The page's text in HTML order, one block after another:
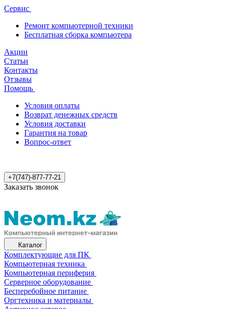
Сервис
Ремонт компьютерной техники
Бесплатная сборка компьютера
Акции
Статьи
Контакты
Отзывы
Помощь
Условия оплаты
Возврат денежных средств
Условия доставки
Гарантия на товар
Вопрос-ответ
+7(747)-877-77-21
Заказать звонок
Каталог
Комплектующие для ПК
Компьютерная техника
Компьютерная периферия
Серверное оборудование
Бесперебойное питание
Оргтехника и материалы